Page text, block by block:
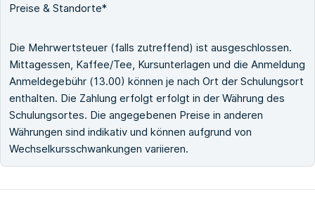
Preise & Standorte*
Die Mehrwertsteuer (falls zutreffend) ist ausgeschlossen.
Mittagessen, Kaffee/Tee, Kursunterlagen und die Anmeldung
Anmeldegebühr (13.00) können je nach Ort der Schulungsort
enthalten. Die Zahlung erfolgt erfolgt in der Währung des
Schulungsortes. Die angegebenen Preise in anderen
Währungen sind indikativ und können aufgrund von
Wechselkursschwankungen variieren.